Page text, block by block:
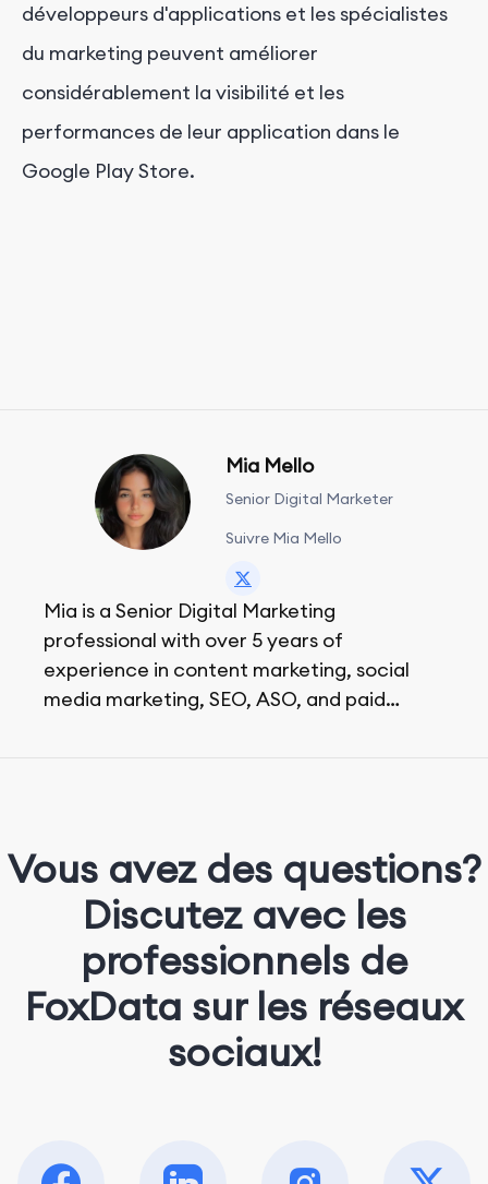
développeurs d'applications et les spécialistes
du marketing peuvent améliorer
considérablement la visibilité et les
performances de leur application dans le
Google Play Store.
Mia Mello
Senior Digital Marketer
Suivre Mia Mello
Mia is a Senior Digital Marketing
professional with over 5 years of
experience in content marketing, social
media marketing, SEO, ASO, and paid
Vous avez des questions?
Discutez avec les
professionnels de
FoxData sur les réseaux
sociaux!